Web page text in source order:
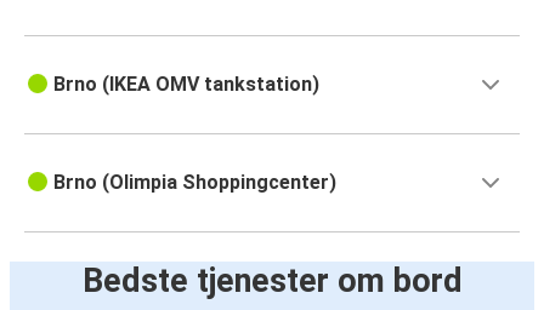
Český Krumlov
Karlovy Vary
Brno (IKEA OMV tankstation)
Brno (Olimpia Shoppingcenter)
Bedste tjenester om bord